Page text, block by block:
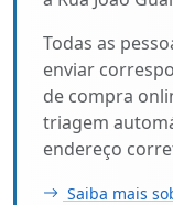
Todas as
enviar
de compra
triagem
endereço
Saiba mais